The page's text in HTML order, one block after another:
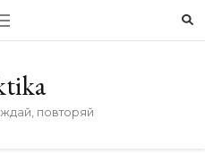
повторяй